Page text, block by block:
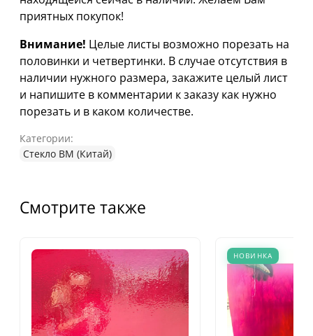
приятных покупок!
Внимание! Целые листы возможно порезать на
половинки и четвертинки. В случае отсутствия в
наличии нужного размера, закажите целый лист
и напишите в комментарии к заказу как нужно
порезать и в каком количестве.
Категории:
Стекло ВМ (Китай)
Смотрите также
НОВИНКА